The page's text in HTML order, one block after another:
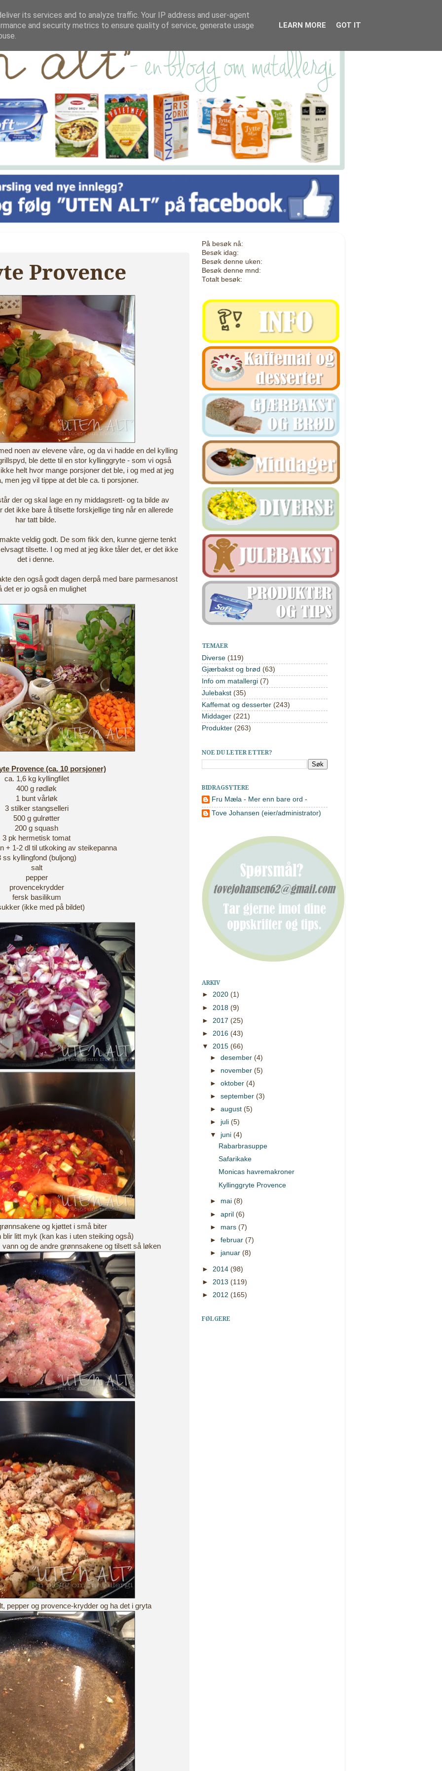
Provence
noen av elevene våre, og da vi hadde en del kylling
ble dette til en stor kyllinggryte - som vi også
helt hvor mange porsjoner det ble, i og med at jeg
men jeg vil tippe at det ble ca. ti porsjoner.
der og skal lage en ny middagsrett- og ta bilde av
det ikke bare å tilsette forskjellige ting når en allerede
har tatt bilde.
veldig godt. De som fikk den, kunne gjerne tenkt
tilsette. I og med at jeg ikke tåler det, er det ikke
det i denne.
den også godt dagen derpå med bare parmesanost
det er jo også en mulighet
Provence (ca. 10 porsjoner)
ca. 1,6 kg kyllingfilet
400 g rødløk
1 bunt vårløk
3 stilker stangselleri
500 g gulrøtter
200 g squash
3 pk hermetisk tomat
+ 1-2 dl til utkoking av steikepanna
ss kyllingfond (buljong)
salt
pepper
provencekrydder
fersk basilikum
(ikke med på bildet)
og kjøttet i små biter
blir litt myk (kan kas i uten steiking også)
og de andre grønnsakene og tilsett så løken
pepper og provence-krydder og ha det i gryta
På besøk nå:
Besøk idag:
Besøk denne uken:
Besøk denne mnd:
Totalt besøk:
TEMAER
Diverse (119)
Gjærbakst og brød (63)
Info om matallergi (7)
Julebakst (35)
Kaffemat og desserter (243)
Middager (221)
Produkter (263)
NOE DU LETER ETTER?
BIDRAGSYTERE
Fru Mæla - Mer enn bare ord -
Tove Johansen (eier/administrator)
ARKIV
► 2020 (1)
► 2018 (9)
► 2017 (25)
► 2016 (43)
▼ 2015 (66)
►desember(4)
► november(5)
►oktober(4)
►september(3)
►august(5)
► juli(5)
▼ juni(4)
Rabarbrasuppe
Safarikake
Monicas havremakroner
Kyllinggryte Provence
► mai(8)
►april(6)
► mars(7)
►februar(7)
► januar(8)
► 2014 (98)
► 2013 (119)
► 2012 (165)
FØLGERE
its services and to analyze traffic. Your IP address and user-agent
and security metrics to ensure quality of service, generate usage
LEARN MORE GOT IT